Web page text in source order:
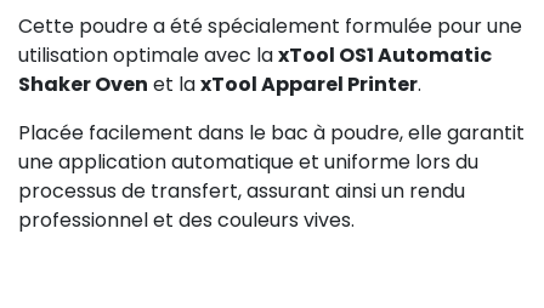
Cette poudre a été spécialement formulée pour une
utilisation optimale avec laxTool OS1 Automatic
Shaker Oven et laxTool Apparel Printer.
Placée facilement dans le bac à poudre, elle garantit
une application automatique et uniforme lors du
processus de transfert, assurant ainsi un rendu
professionnel et des couleurs vives.